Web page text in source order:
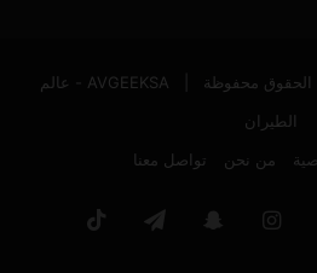
AVGEEKSA - عالم
الطيران
من نحن تواصل معنا
انستقرامسناب تيلقرام